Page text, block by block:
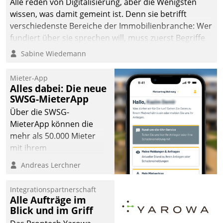
wissen, was damit gemeint ist. Denn sie betrifft
verschiedenste Bereiche der Immobilienbranche: Wer
fundiert über sie sprechen will, muss zuerst Begriffe
klären. Ein Aspekt ist die betriebliche Optimierung:
Einsparungen durch optimierte und automatisierte
Prozesse. Doch man darf nicht zu viel erwarten: Allein
mit der Einführung einer neuen Software ist es nicht
getan. Die Digitalisierung erfordert von Unternehmen
die Bereitschaft, sich zu überprüfen, zu hinterfragen
und zu verändern.
Sabine Wiedemann
Mieter-App
Alles dabei: Die neue
SWSG-MieterApp
Über die SWSG-
MieterApp können die
mehr als 50.000 Mieter
mit ihrem
Wohnungsunternehmen
kommunizieren, auf dem
einsehen und ändern
oder
Schadensmeldungen
Andreas Lerchner
Integrationspartnerschaft
Alle Aufträge im
Blick und im Griff